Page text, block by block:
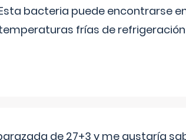
bacteria puede encontrarse
frías de
de 27+3 y me gustaría